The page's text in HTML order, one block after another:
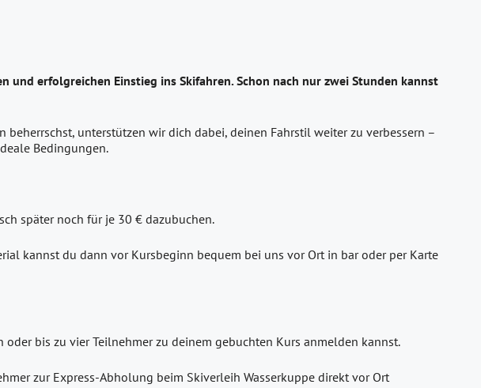
erfolgreichen Einstieg ins Skifahren. Schon nach nur zwei Stunden kannst
unterstützen wir dich dabei, deinen Fahrstil weiter zu verbessern –
Bedingungen.
später noch für je 30 € dazubuchen.
kannst du dann vor Kursbeginn bequem bei uns vor Ort in bar oder per Karte
bis zu vier Teilnehmer zu deinem gebuchten Kurs anmelden kannst.
zur Express-Abholung beim Skiverleih Wasserkuppe direkt vor Ort